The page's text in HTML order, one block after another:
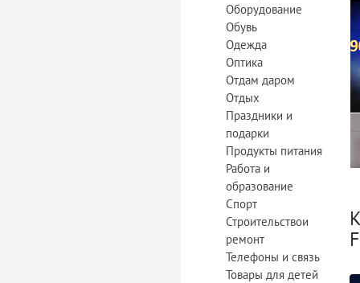
Оборудование
Обувь
Одежда
Оптика
Отдам даром
Отдых
Праздники и
подарки
Продукты питания
Работа и
образование
Спорт
Строительствои
ремонт
Телефоны и связь
Товары для детей